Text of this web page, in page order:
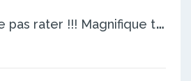
O
pportunité à ne pas rater !!! Magnifique terrain Commercial